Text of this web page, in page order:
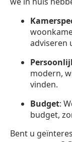
adviseren
modern,
vinden.
Budget:
budget,
Bent u